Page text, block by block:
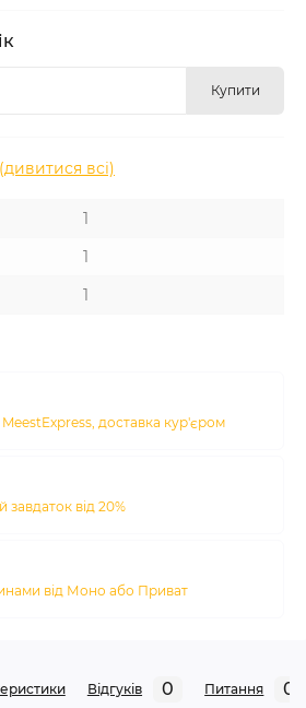
Купити
(дивитися всі)
1
1
1
доставка кур'єром
завдаток від 20%
від Моно або Приват
Відгуків 0 Питання 0